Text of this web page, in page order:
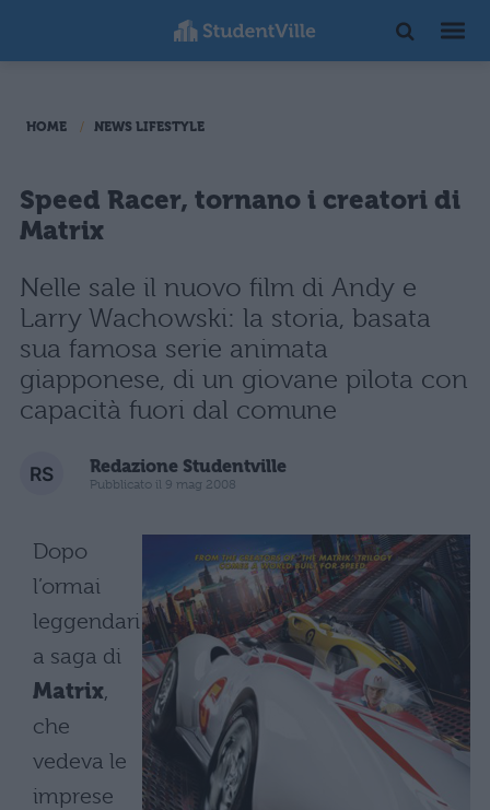
HOME NEWS LIFESTYLE
Speed Racer, tornano i creatori di
Matrix
Nelle sale il nuovo film di Andy e
Larry Wachowski: la storia, basata
sua famosa serie animata
giapponese, di un giovane pilota con
capacità fuori dal comune
Redazione Studentville
Pubblicato il 9 mag 2008
Dopo
l’ormai
leggendari
a saga di
Matrix,
che
vedeva le
imprese